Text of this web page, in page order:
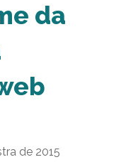
da
de 2015